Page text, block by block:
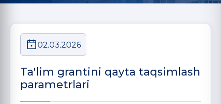
02.03.2026
Ta'lim grantini qayta taqsimlash
parametrlari